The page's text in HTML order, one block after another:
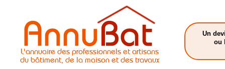
L'annuaire des professionnels et artisans
du bâtiment, de la maison et des travaux
Un
ou